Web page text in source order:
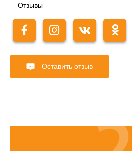
Отзывы
Оставить отзыв